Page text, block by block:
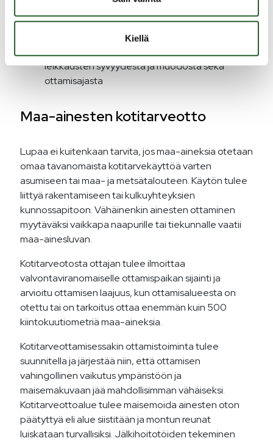
Kiellä
kokonaismäärästä, käyttötarkoituksesta,
vuotuisesta ottamismäärästä, ottamisalueen
leikkausten syvyydestä ja muodosta sekä
ottamisajasta
Maa-ainesten kotitarveotto
Lupaa ei kuitenkaan tarvita, jos maa-aineksia otetaan
omaa tavanomaista kotitarvekäyttöä varten
asumiseen tai maa- ja metsätalouteen. Käytön tulee
liittyä rakentamiseen tai kulkuyhteyksien
kunnossapitoon. Vähäinenkin ainesten ottaminen
myytäväksi vaikkapa naapurille tai tiekunnalle vaatii
maa-ainesluvan.
Kotitarveotosta ottajan tulee ilmoittaa
valvontaviranomaiselle ottamispaikan sijainti ja
arvioitu ottamisen laajuus, kun ottamisalueesta on
otettu tai on tarkoitus ottaa enemmän kuin 500
kiintokuutiometriä maa-aineksia.
Kotitarveottamisessakin ottamistoiminta tulee
suunnitella ja järjestää niin, että ottamisen
vahingollinen vaikutus ympäristöön ja
maisemakuvaan jää mahdollisimman vähäiseksi.
Kotitarveottoalue tulee maisemoida ainesten oton
päätyttyä eli alue siistitään ja montun reunat
luiskataan turvallisiksi. Jälkihoitotöiden tekeminen